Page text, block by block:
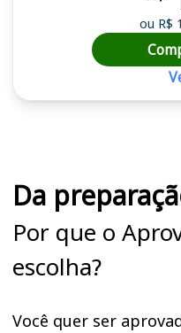
ou R$
Da
Por que o
escolha?
Você quer ser